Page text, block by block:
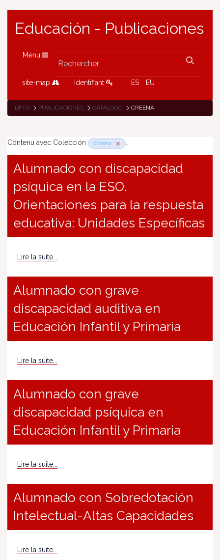
Educación - Publicaciones
Menu
site-map Identifiant ES EU
DPTO PUBLICACIONES CATÁLOGO CREENA
Contenu avec Colección Creena .
Alumnado con discapacidad
psíquica en la ESO.
Orientaciones para la respuesta
educativa: Unidades Específicas
Lire la suite...
Alumnado con grave
discapacidad auditiva en
Educación Infantil y Primaria
Lire la suite...
Alumnado con grave
discapacidad psíquica en
Educación Infantil y Primaria
Lire la suite...
Alumnado con Sobredotación
Intelectual-Altas Capacidades
Lire la suite...